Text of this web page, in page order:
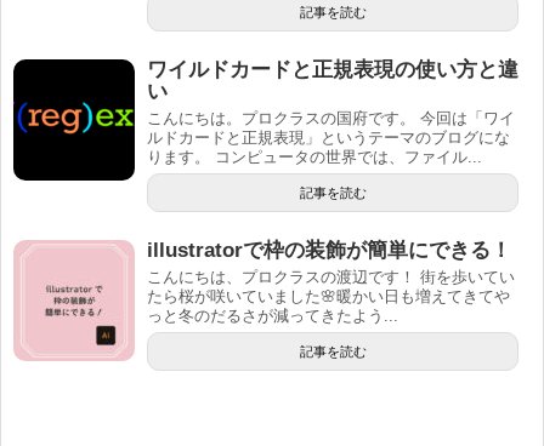
記事を読む
ワイルドカードと正規表現の使い方と違
い
こんにちは。プロクラスの国府です。 今回は「ワイ
ルドカードと正規表現」というテーマのブログにな
ります。 コンピュータの世界では、ファイル...
記事を読む
illustratorで枠の装飾が簡単にできる！
こんにちは、プロクラスの渡辺です！ 街を歩いてい
たら桜が咲いていました🌸暖かい日も増えてきてや
っと冬のだるさが減ってきたよう...
記事を読む